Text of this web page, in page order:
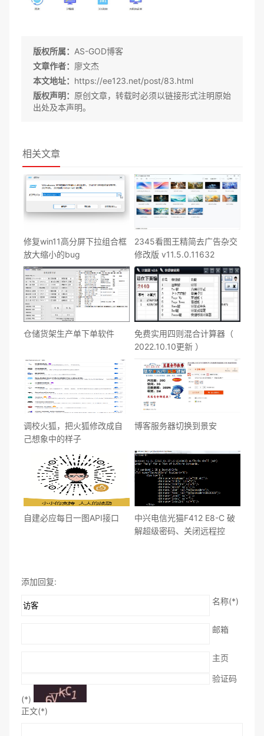
版权所属： AS-GOD博客
文章作者： 廖文杰
本文地址： https://ee123.net/post/83.html
版权声明： 原创文章，转载时必须以链接形式注明原始
出处及本声明。
相关文章
修复win11高分屏下拉组合框
放大缩小的bug
2345看图王精简去广告杂交
修改版 v11.5.0.11632
仓储货架生产单下单软件
免费实用四则混合计算器（
2022.10.10更新 ）
调校火狐，把火狐修改成自
己想象中的样子
博客服务器切换到景安
自建必应每日一图API接口
中兴电信光猫F412 E8-C 破
解超级密码、关闭远程控
添加回复:
名称(*)
邮箱
主页
验证码
(*)
正文(*)